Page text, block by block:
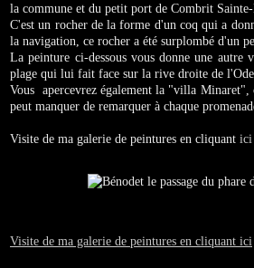
la commune et du petit port de Combrit
C'est un rocher de la forme d'un coq qui a
la navigation, ce rocher a été surplombé d'un
La peinture ci-dessous vous donne une
plage qui lui fait face sur la rive droite de
Vous apercevrez également la "villa Minaret",
peut manquer de remarquer à chaque
Visite de ma galerie de peintures en cliquant ici
Visite de ma galerie de peintures en cliquant ici